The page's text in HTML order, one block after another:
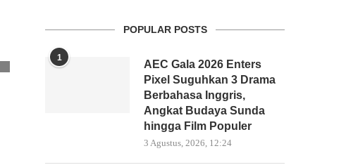
POPULAR POSTS
1
AEC Gala 2026 Enters
Pixel Suguhkan 3 Drama
Berbahasa Inggris,
Angkat Budaya Sunda
hingga Film Populer
3 Agustus, 2026, 12:24